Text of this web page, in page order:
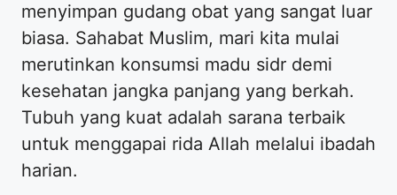
menyimpan gudang obat yang sangat luar
biasa. Sahabat Muslim, mari kita mulai
merutinkan konsumsi madu sidr demi
kesehatan jangka panjang yang berkah.
Tubuh yang kuat adalah sarana terbaik
untuk menggapai rida Allah melalui ibadah
harian.